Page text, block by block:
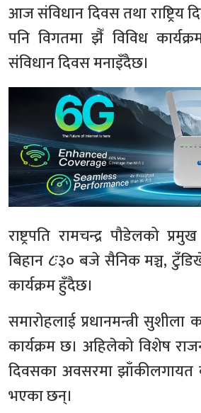
आज संविधान दिवस तथा राष्ट्रिय
पनि विगतमा झैँ विविध
संविधान दिवस मनाइँदैछ।
राष्ट्रपति रामचन्द्र पौडेलको
बिहान ८ः३० बजे सैनिक मञ्च,
कार्यक्रम हुँदैछ।
समारोहलाई प्रधानमन्त्री सुशीला
कार्यक्रम छ। अहिलेको विशेष
दिवसका अवसरमा झाँकीलगायत
भएका छन्।